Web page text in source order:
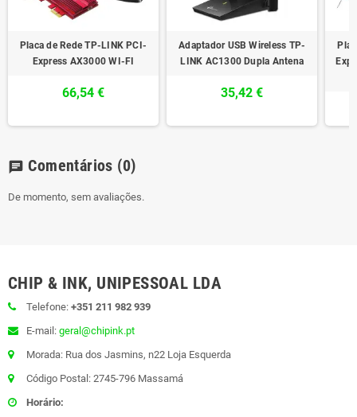
Placa de Rede TP-LINK PCI-
Express AX3000 WI-FI
66,54 €
Adaptador USB Wireless TP-
LINK AC1300 Dupla Antena
35,42 €
chat Comentários (0)
De momento, sem avaliações.
CHIP & INK, UNIPESSOAL LDA
Telefone: +351 211 982 939
E-mail: geral@chipink.pt
Morada: Rua dos Jasmins, n22 Loja Esquerda
Código Postal: 2745-796 Massamá
Horário: